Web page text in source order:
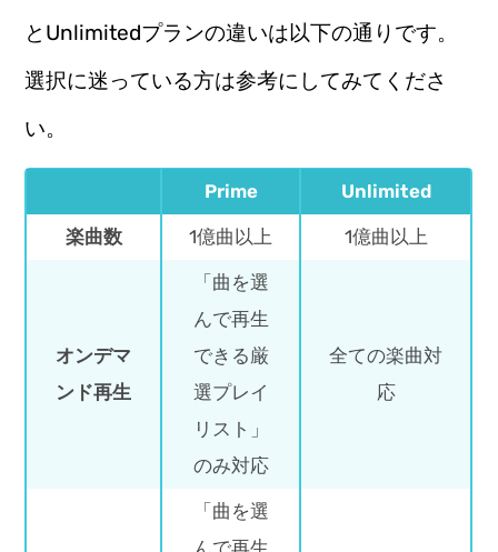
とUnlimitedプランの違いは以下の通りです。
選択に迷っている方は参考にしてみてくださ
い。
Prime Unlimited
楽曲数 1億曲以上 1億曲以上
オンデマ
ンド再生
「曲を選
んで再生
できる厳
選プレイ
リスト」
のみ対応
全ての楽曲対
応
「曲を選
んで再生